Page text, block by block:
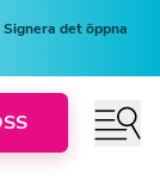
Signera det öppna